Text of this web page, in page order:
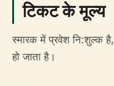
टिकट के मूल्य
स्मारक में प्रवेश नि:शुल्क
हो जाता है।